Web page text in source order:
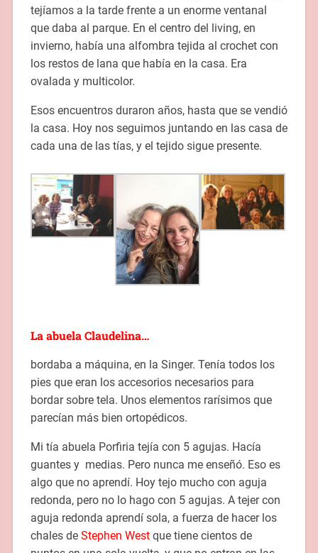
tejíamos a la tarde frente a un enorme ventanal
que daba al parque. En el centro del living, en
invierno, había una alfombra tejida al crochet con
los restos de lana que había en la casa. Era
ovalada y multicolor.
Esos encuentros duraron años, hasta que se vendió
la casa. Hoy nos seguimos juntando en las casa de
cada una de las tías, y el tejido sigue presente.
La abuela Claudelina…
bordaba a máquina, en la Singer. Tenía todos los
pies que eran los accesorios necesarios para
bordar sobre tela. Unos elementos rarísimos que
parecían más bien ortopédicos.
Mi tía abuela Porfiria tejía con 5 agujas. Hacía
guantes y medias. Pero nunca me enseñó. Eso es
algo que no aprendí. Hoy tejo mucho con aguja
redonda, pero no lo hago con 5 agujas. A tejer con
aguja redonda aprendí sola, a fuerza de hacer los
chales de Stephen Westque tiene cientos de